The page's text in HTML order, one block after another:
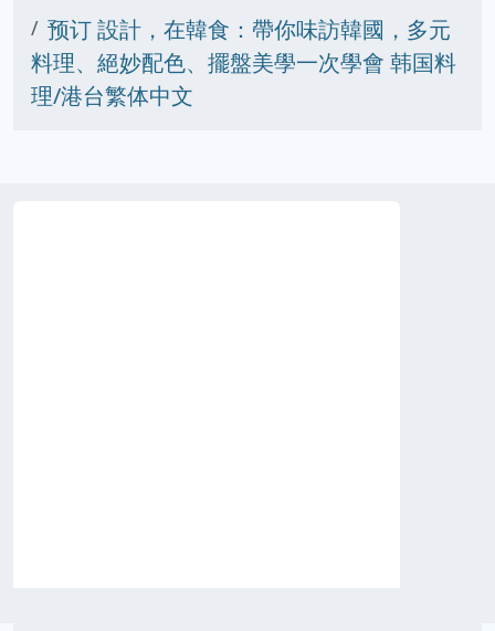
预订 設計，在韓食：帶你味訪韓國，多元
料理、絕妙配色、擺盤美學一次學會 韩国料
理/港台繁体中文